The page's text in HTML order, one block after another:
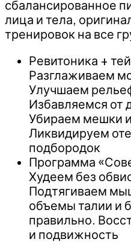
сбалансированное
лица и тела,
тренировок на все
Ревитоника +
Разглаживаем
Улучшаем
Избавляемся от
Убираем мешки
Ликвидируем
подбородок
Программа
Худеем без
Подтягиваем
объемы талии и
правильно.
и подвижность